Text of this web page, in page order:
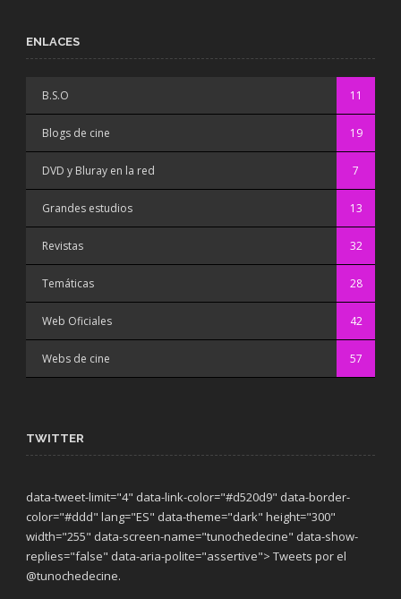
ENLACES
B.S.O 11
Blogs de cine 19
DVD y Bluray en la red 7
Grandes estudios 13
Revistas 32
Temáticas 28
Web Oficiales 42
Webs de cine 57
TWITTER
data-tweet-limit="4" data-link-color="#d520d9" data-border-
color="#ddd" lang="ES" data-theme="dark" height="300"
width="255" data-screen-name="tunochedecine" data-show-
replies="false" data-aria-polite="assertive"> Tweets por el
@tunochedecine.